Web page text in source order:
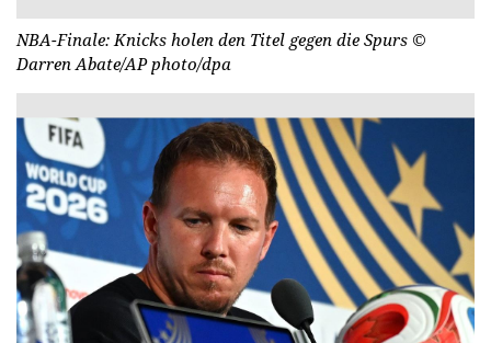
NBA-Finale: Knicks holen den Titel gegen die Spurs ©
Darren Abate/AP photo/dpa